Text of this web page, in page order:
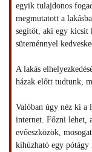
egyik tulajdonos
megmutatott a
segítőt, aki egy kicsit
süteménnyel
A lakás
házak előtt tudtunk,
Valóban úgy néz ki a
internet. Főzni lehet,
evőeszközök,
kihúzható egy pótágy